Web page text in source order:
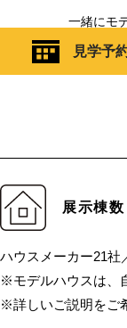
一緒にモ
見学予
展示棟数
ハウスメーカー21社
※モデルハウスは、
※詳しいご説明をご